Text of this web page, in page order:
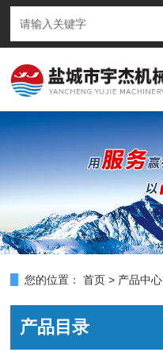
您的位置： 首页 > 产品中心
产品目录